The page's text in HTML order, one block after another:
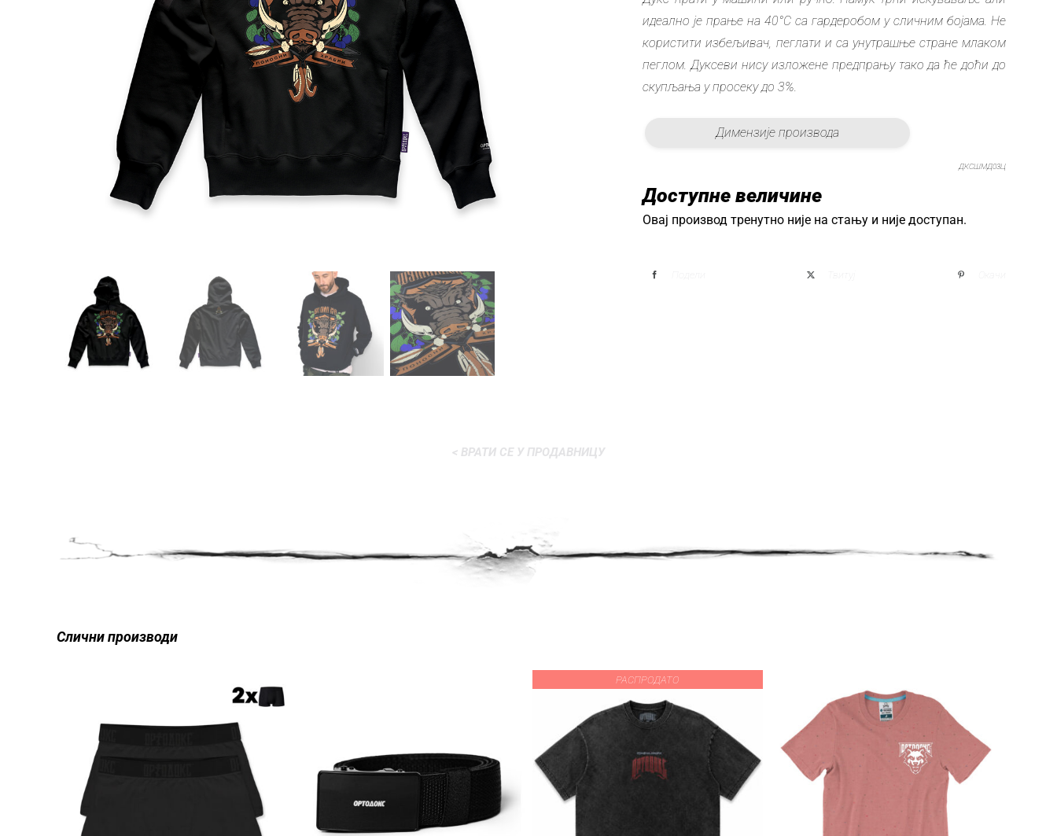
идеално је прање на 40°C са гардеробом у сличним бојама. Не
користити избељивач, пеглати и са унутрашње стране млаком
пеглом. Дуксеви нису изложене предпрању тако да ће доћи до
скупљања у просеку до 3%.
Димензије производа
ДКСШМД03Ц
Доступне величине
Овај производ тренутно није на стању и није доступан.
< ВРАТИ СЕ У ПРОДАВНИЦУ
Слични производи
РАСПРОДАТО